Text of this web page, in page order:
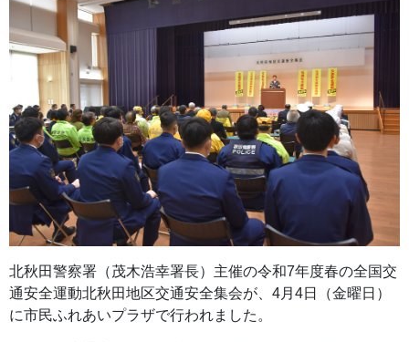
北秋田警察署（茂木浩幸署長）主催の令和7年度春の全国交
通安全運動北秋田地区交通安全集会が、4月4日（金曜日）
に市民ふれあいプラザで行われました。